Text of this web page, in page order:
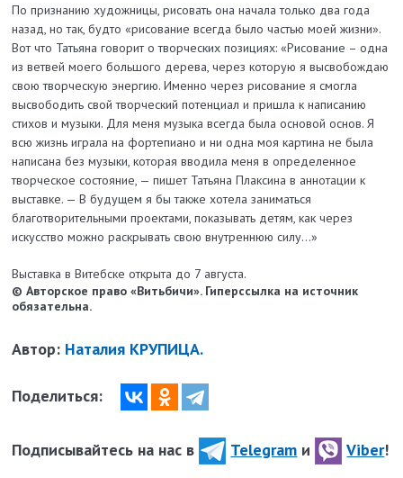
По признанию художницы, рисовать она начала только два года
назад, но так, будто «рисование всегда было частью моей жизни».
Вот что Татьяна говорит о творческих позициях: «Рисование – одна
из ветвей моего большого дерева, через которую я высвобождаю
свою творческую энергию. Именно через рисование я смогла
высвободить свой творческий потенциал и пришла к написанию
стихов и музыки. Для меня музыка всегда была основой основ. Я
всю жизнь играла на фортепиано и ни одна моя картина не была
написана без музыки, которая вводила меня в определенное
творческое состояние, — пишет Татьяна Плаксина в аннотации к
выставке. — В будущем я бы также хотела заниматься
благотворительными проектами, показывать детям, как через
искусство можно раскрывать свою внутреннюю силу...»
Выставка в Витебске открыта до 7 августа.
© Авторское право «Витьбичи». Гиперссылка на источник
обязательна.
Автор: Наталия КРУПИЦА.
Поделиться:
Подписывайтесь на нас в Telegram и Viber!